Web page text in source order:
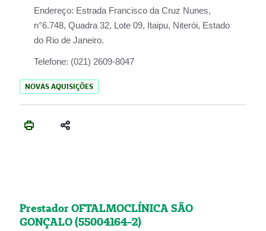
Endereço: Estrada Francisco da Cruz Nunes,
n°6.748, Quadra 32, Lote 09, Itaipu, Niterói, Estado
do Rio de Janeiro.
Telefone: (021) 2609-8047
NOVAS AQUISIÇÕES
Prestador OFTALMOCLÍNICA SÃO
GONÇALO (55004164-2)